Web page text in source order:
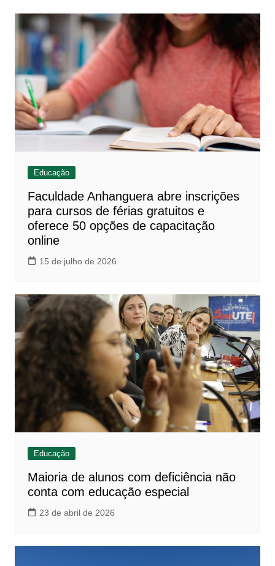
Educação
Faculdade Anhanguera abre inscrições
para cursos de férias gratuitos e
oferece 50 opções de capacitação
online
15 de julho de 2026
Educação
Maioria de alunos com deficiência não
conta com educação especial
23 de abril de 2026